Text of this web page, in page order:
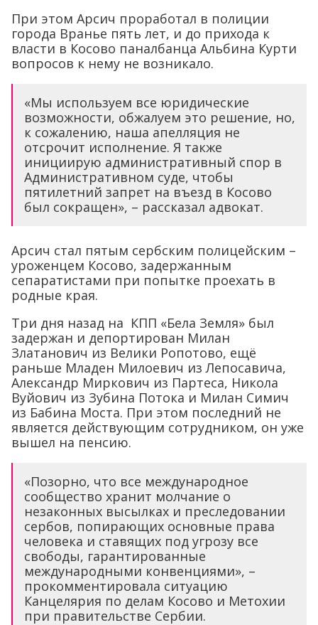
При этом Арсич проработал в полиции
города Вранье пять лет, и до прихода к
власти в Косово паналбанца Альбина Курти
вопросов к нему не возникало.
«Мы используем все юридические
возможности, обжалуем это решение, но,
к сожалению, наша апелляция не
отсрочит исполнение. Я также
инициирую административный спор в
Административном суде, чтобы
пятилетний запрет на въезд в Косово
был сокращен», – рассказал адвокат.
Арсич стал пятым сербским полицейским –
уроженцем Косово, задержанным
сепаратистами при попытке проехать в
родные края.
Три дня назад на КПП «Бела Земля» был
задержан и депортирован Милан
Златанович из Велики Ропотово, ещё
раньше Младен Милоевич из Лепосавича,
Александр Миркович из Партеса, Никола
Вуйович из Зубина Потока и Милан Симич
из Бабина Моста. При этом последний не
является действующим сотрудником, он уже
вышел на пенсию.
«Позорно, что все международное
сообщество хранит молчание о
незаконных высылках и преследовании
сербов, попирающих основные права
человека и ставящих под угрозу все
свободы, гарантированные
международными конвенциями», –
прокомментировала ситуацию
Канцелярия по делам Косово и Метохии
при правительстве Сербии.